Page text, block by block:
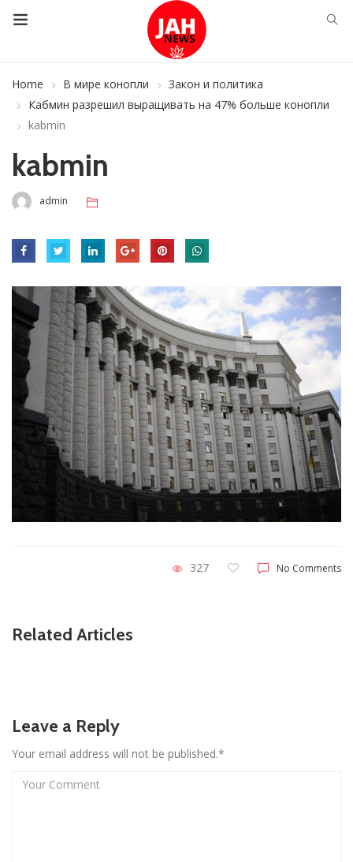
Home В мире конопли
Закон и политика
Кабмин разрешил выращивать на 47% больше конопли
kabmin
kabmin
admin
327 No Comments
Related Articles
Leave a Reply
Your email address will not be published.*